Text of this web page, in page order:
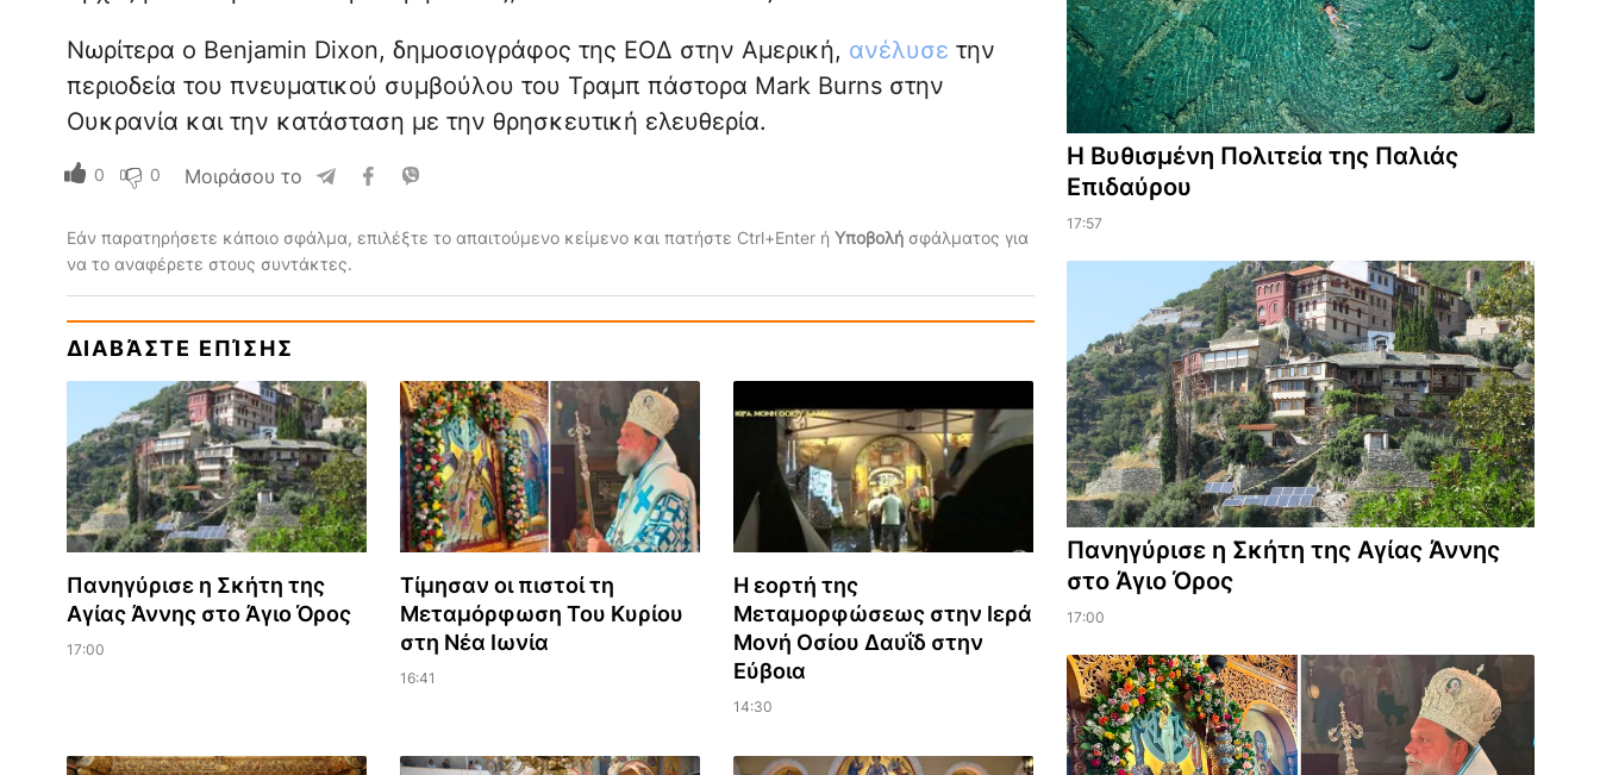
Νωρίτερα ο Benjamin Dixon, δημοσιογράφος της ΕΟΔ στην Αμερική, ανέλυσε την
περιοδεία του πνευματικού συμβούλου του Τραμπ πάστορα Mark Burns στην
Ουκρανία και την κατάσταση με την θρησκευτική ελευθερία.
0 0 Μοιράσου το
Εάν παρατηρήσετε κάποιο σφάλμα, επιλέξτε το απαιτούμενο κείμενο και πατήστε Ctrl+Enter ή Υποβολήσφάλματος για
να το αναφέρετε στους συντάκτες.
ΔΙΑΒΆΣΤΕ ΕΠΊΣΗΣ
Πανηγύρισε η Σκήτη της
Αγίας Άννης στο Άγιο Όρος
17:00
Τίμησαν οι πιστοί τη
Μεταμόρφωση Του Κυρίου
στη Νέα Ιωνία
16:41
Η εορτή της
Μεταμορφώσεως στην Ιερά
Μονή Οσίου Δαυΐδ στην
Εύβοια
14:30
Η Βυθισμένη Πολιτεία της Παλιάς
Επιδαύρου
17:57
Πανηγύρισε η Σκήτη της Αγίας Άννης
στο Άγιο Όρος
17:00